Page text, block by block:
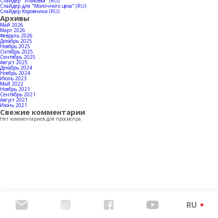
Слайдер для "Молочного цеха" (RU)
Слайдер Коровники (RU)
Архивы
Май 2026
Март 2026
Февраль 2026
Декабрь 2025
Ноябрь 2025
Октябрь 2025
Сентябрь 2025
Август 2025
Декабрь 2024
Ноябрь 2024
Июль 2023
Май 2022
Ноябрь 2021
Сентябрь 2021
Август 2021
Июнь 2021
Свежие комментарии
Нет комментариев для просмотра.
RU